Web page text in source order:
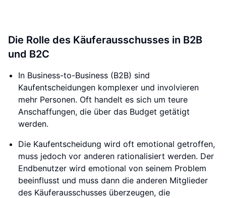
Die Rolle des Käuferausschusses in B2B
und B2C
In Business-to-Business (B2B) sind
Kaufentscheidungen komplexer und involvieren
mehr Personen. Oft handelt es sich um teure
Anschaffungen, die über das Budget getätigt
werden.
Die Kaufentscheidung wird oft emotional getroffen,
muss jedoch vor anderen rationalisiert werden. Der
Endbenutzer wird emotional von seinem Problem
beeinflusst und muss dann die anderen Mitglieder
des Käuferausschusses überzeugen, die